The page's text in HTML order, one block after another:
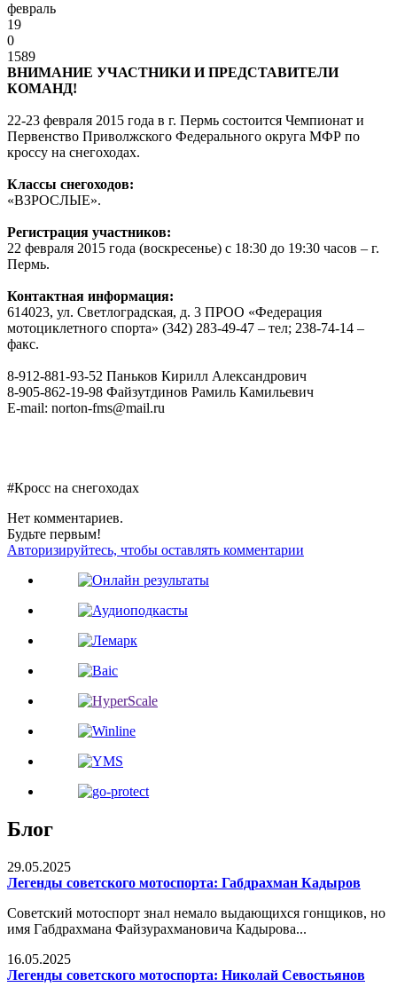
февраль
19
0
1589
ВНИМАНИЕ УЧАСТНИКИ И ПРЕДСТАВИТЕЛИ
КОМАНД!
22-23 февраля 2015 года в г. Пермь состоится Чемпионат и
Первенство Приволжского Федерального округа МФР по
кроссу на снегоходах.
Классы снегоходов:
«ВЗРОСЛЫЕ».
Регистрация участников:
22 февраля 2015 года (воскресенье) с 18:30 до 19:30 часов – г.
Пермь.
Контактная информация:
614023, ул. Светлоградская, д. 3 ПРОО «Федерация
мотоциклетного спорта» (342) 283-49-47 – тел; 238-74-14 –
факс.
8-912-881-93-52 Паньков Кирилл Александрович
8-905-862-19-98 Файзутдинов Рамиль Камильевич
E-mail: norton-fms@mail.ru
#Кросс на снегоходах
Нет комментариев.
Будьте первым!
Авторизируйтесь, чтобы оставлять комментарии
Блог
29.05.2025
Легенды советского мотоспорта: Габдрахман Кадыров
Советский мотоспорт знал немало выдающихся гонщиков, но
имя Габдрахмана Файзурахмановича Кадырова...
16.05.2025
Легенды советского мотоспорта: Николай Севостьянов